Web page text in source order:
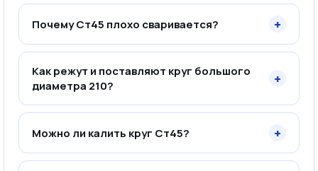
Почему Ст45 плохо сваривается? +
Как режут и поставляют круг большого
диаметра 210?
+
Можно ли калить круг Ст45? +